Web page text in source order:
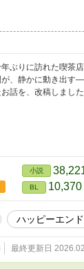
ぶりに訪れた喫茶
が、静かに動き出す
話を、改稿しました
小説
BL 10,370
ハッピーエンド
最終更新日